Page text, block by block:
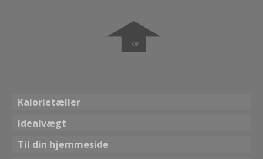
➧
Kalorietæller
Idealvægt
Til din hjemmeside